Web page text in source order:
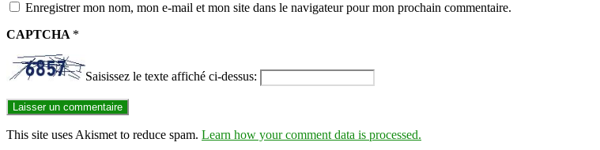
Enregistrer mon nom, mon e-mail et mon site dans le navigateur pour mon prochain commentaire.
CAPTCHA *
Saisissez le texte affiché ci-dessus:
This site uses Akismet to reduce spam. Learn how your comment data is processed.